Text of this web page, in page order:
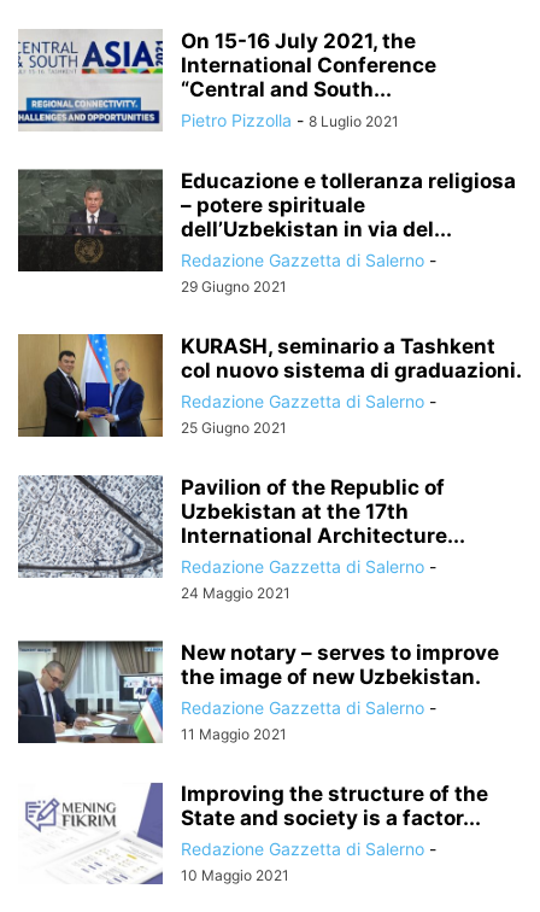
On 15-16 July 2021, the
International Conference
“Central and South...
Pietro Pizzolla - 8 Luglio 2021
Educazione e tolleranza religiosa
– potere spirituale
dell’Uzbekistan in via del...
Redazione Gazzetta di Salerno -
29 Giugno 2021
KURASH, seminario a Tashkent
col nuovo sistema di graduazioni.
Redazione Gazzetta di Salerno -
25 Giugno 2021
Pavilion of the Republic of
Uzbekistan at the 17th
International Architecture...
Redazione Gazzetta di Salerno -
24 Maggio 2021
New notary – serves to improve
the image of new Uzbekistan.
Redazione Gazzetta di Salerno -
11 Maggio 2021
Improving the structure of the
State and society is a factor...
Redazione Gazzetta di Salerno -
10 Maggio 2021